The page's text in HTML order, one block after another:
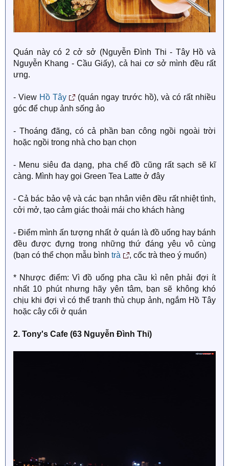
Quán này có 2 cở sở (Nguyễn Đình Thi - Tây Hồ và
Nguyễn Khang - Cầu Giấy), cả hai cơ sở mình đều rất
ưng.
- View Hồ Tây
(quán ngay trước hồ), và có rất nhiều
góc để chụp ảnh sống ảo
- Thoáng đãng, có cả phần ban công ngồi ngoài trời
hoặc ngồi trong nhà cho bạn chọn
- Menu siêu đa dạng, pha chế đồ cũng rất sạch sẽ kĩ
càng. Mình hay gọi Green Tea Latte ở đây
- Cả bác bảo vệ và các bạn nhân viên đều rất nhiệt tình,
cởi mở, tạo cảm giác thoải mái cho khách hàng
- Điểm mình ấn tượng nhất ở quán là đồ uống hay bánh
đều được đựng trong những thứ đáng yêu vô cùng
(bạn có thể chọn mẫu bình trà , cốc trà theo ý muốn)
* Nhược điểm: Vì đồ uống pha cầu kì nên phải đợi ít
nhất 10 phút nhưng hãy yên tâm, bạn sẽ không khó
chịu khi đợi vì có thể tranh thủ chụp ảnh, ngắm Hồ Tây
hoặc cây cối ở quán
2. Tony's Cafe (63 Nguyễn Đình Thi)